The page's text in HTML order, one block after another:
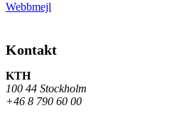
Webbmejl
Kontakt
KTH
100 44 Stockholm
+46 8 790 60 00